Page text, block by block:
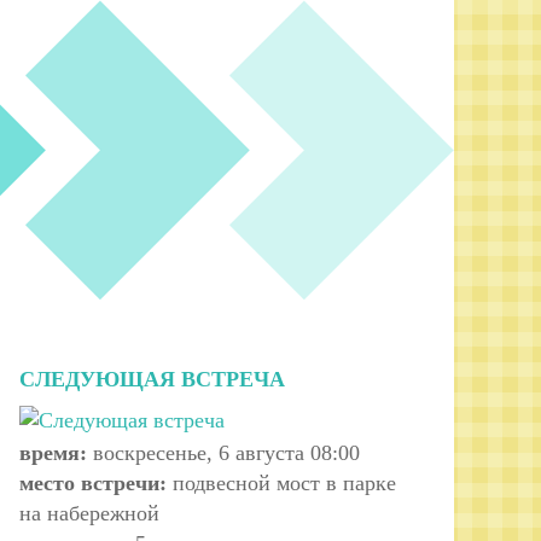
СЛЕДУЮЩАЯ ВСТРЕЧА
время: воскресенье, 6 августа 08:00
место встречи: подвесной мост в парке
на набережной